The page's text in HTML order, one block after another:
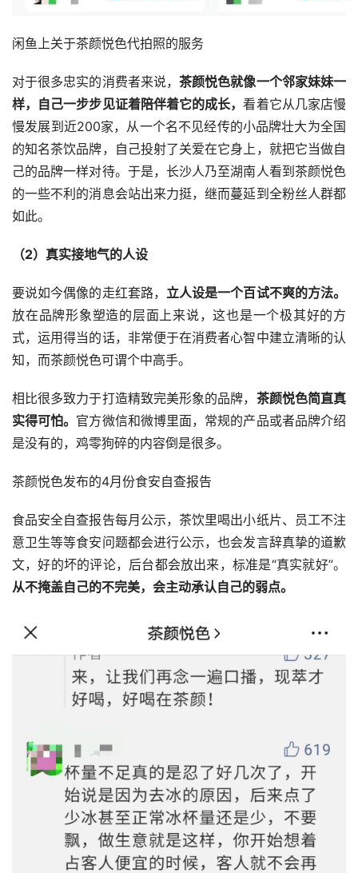
闲鱼上关于茶颜悦色代拍照的服务
对于很多忠实的消费者来说，茶颜悦色就像一个邻家妹妹一
样，自己一步步见证着陪伴着它的成长，看着它从几家店慢
慢发展到近200家，从一个名不见经传的小品牌壮大为全国
的知名茶饮品牌，自己投射了关爱在它身上，就把它当做自
己的品牌一样对待。于是，长沙人乃至湖南人看到茶颜悦色
的一些不利的消息会站出来力挺，继而蔓延到全粉丝人群都
如此。
（2）真实接地气的人设
要说如今偶像的走红套路， 立人设是一个百试不爽的方法。
放在品牌形象塑造的层面上来说，这也是一个极其好的方
式，运用得当的话，非常便于在消费者心智中建立清晰的认
知，而茶颜悦色可谓个中高手。
相比很多致力于打造精致完美形象的品牌， 茶颜悦色简直真
实得可怕。 官方微信和微博里面，常规的产品或者品牌介绍
是没有的，鸡零狗碎的内容倒是很多。
茶颜悦色发布的4月份食安自查报告
食品安全自查报告每月公示，茶饮里喝出小纸片、员工不注
意卫生等等食安问题都会进行公示，也会发言辞真挚的道歉
文，好的坏的评论，后台都会放出来，标准是“真实就好”。
从不掩盖自己的不完美，会主动承认自己的弱点。